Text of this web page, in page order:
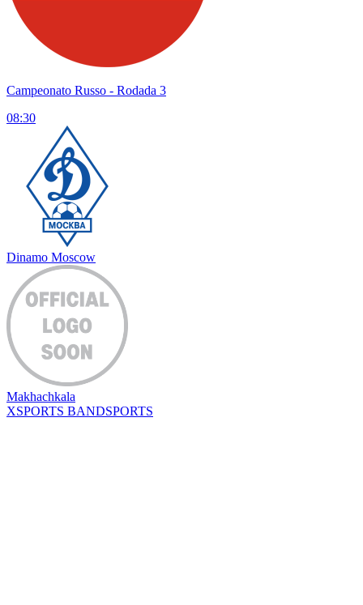
Campeonato Russo - Rodada 3
08:30
Dinamo Moscow
Makhachkala
XSPORTS BANDSPORTS